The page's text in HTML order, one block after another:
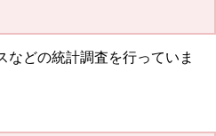
などの統計調査を行っていま